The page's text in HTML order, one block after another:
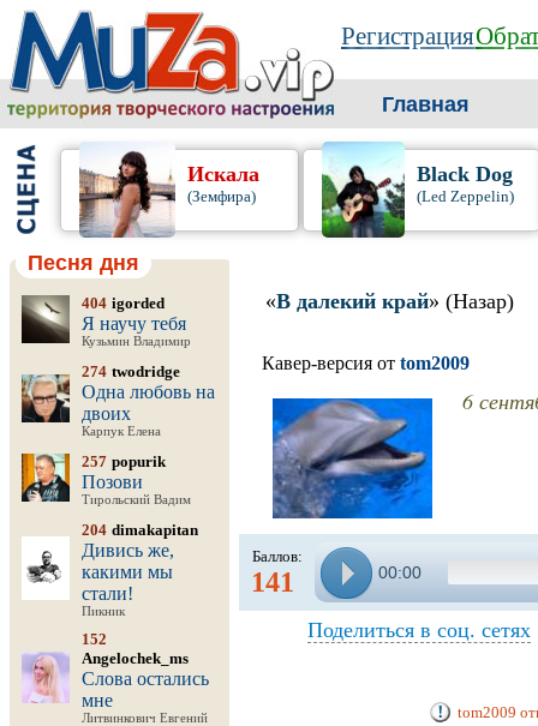
Регистрация
Главная
Искала
(Земфира)
Black Dog
(Led Zeppelin)
Песня дня
404 igorded
Я научу тебя
Кузьмин Владимир
274 twodridge
Одна любовь на
двоих
Карпук Елена
257 popurik
Позови
Тирольский Вадим
204 dimakapitan
Дивись же,
какими мы
стали!
Пикник
152
Angelochek_ms
Слова остались
мне
Литвинкович Евгений
«В далекий край» (Назар)
Кавер-версия от tom2009
6
Баллов:
141 00:00
Поделиться в соц. сетях
tom2009